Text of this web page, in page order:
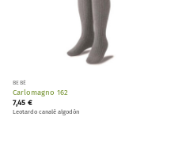
BEBÉ
Carlomagno 162
7,45 €
Leotardo canalé algodón